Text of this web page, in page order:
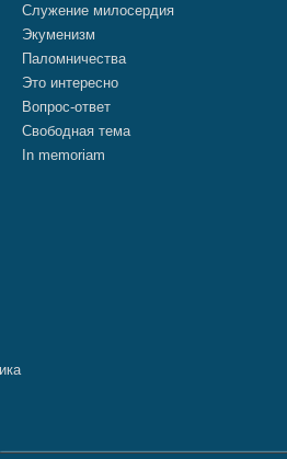
Служение милосердия
Экуменизм
Паломничества
Это интересно
Вопрос-ответ
Свободная тема
In memoriam